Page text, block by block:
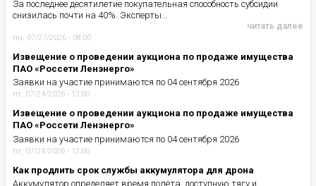
За последнее десятилетие покупательная способность субсидии
снизилась почти на 40%. Эксперты…
читать далее
пн, 07/27/2026 - 08:00
Извещение о проведении аукциона по продаже имущества
ПАО «Россети Ленэнерго»
Заявки на участие принимаются по 04 сентября 2026
пт, 07/24/2026 - 12:00
Извещение о проведении аукциона по продаже имущества
ПАО «Россети Ленэнерго»
Заявки на участие принимаются по 04 сентября 2026
пт, 07/24/2026 - 12:00
Как продлить срок службы аккумулятора для дрона
Аккумулятор определяет время полёта, доступную тягу и